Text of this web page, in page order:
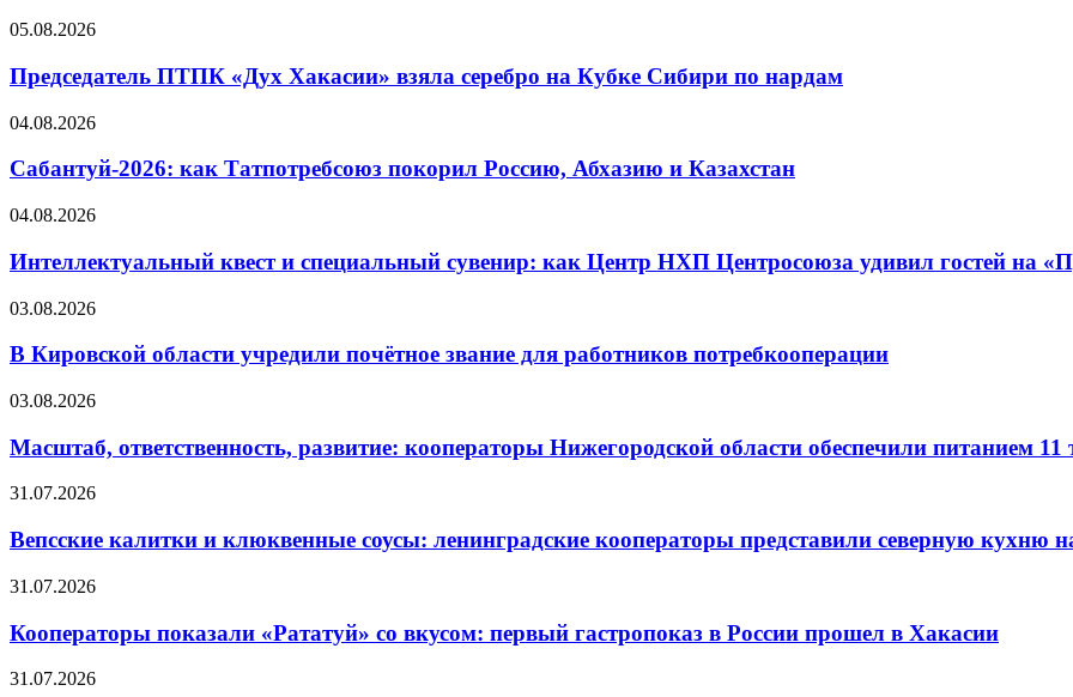
05.08.2026
Председатель ПТПК «Дух Хакасии» взяла серебро на Кубке Сибири по нардам
04.08.2026
Сабантуй-2026: как Татпотребсоюз покорил Россию, Абхазию и Казахстан
04.08.2026
Интеллектуальный квест и специальный сувенир: как Центр НХП Центросоюза удивил гостей на
03.08.2026
В Кировской области учредили почётное звание для работников потребкооперации
03.08.2026
Масштаб, ответственность, развитие: кооператоры Нижегородской области обеспечили питанием
31.07.2026
Вепсские калитки и клюквенные соусы: ленинградские кооператоры представили северную кухню
31.07.2026
Кооператоры показали «Рататуй» со вкусом: первый гастропоказ в России прошел в Хакасии
31.07.2026